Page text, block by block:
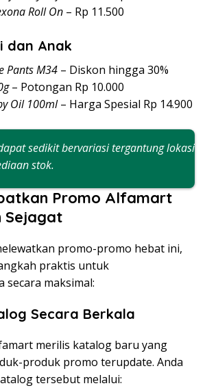
Roll On – Rp 11.500
dan Anak
Pants M34 – Diskon hingga 30%
– Potongan Rp 10.000
Oil 100ml– Harga Spesial Rp 14.900
sedikit bervariasi tergantung lokasi
stok.
Promo Alfamart
Sejagat
promo-promo hebat ini,
praktis untuk
secara maksimal:
Secara Berkala
merilis katalog baru yang
produk promo terupdate. Anda
tersebut melalui: